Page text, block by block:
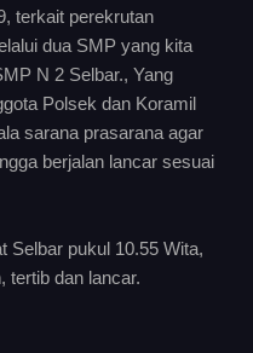
terkait perekrutan
dua SMP yang kita
N 2 Selbar., Yang
Polsek dan Koramil
sarana prasarana agar
berjalan lancar sesuai
Selbar pukul 10.55 Wita,
tertib dan lancar.